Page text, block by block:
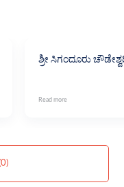
ಶ್ರೀ ಸಿಗಂದೂರು